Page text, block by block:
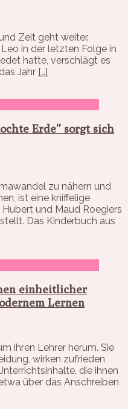
Zeit geht weiter.
in der letzten Folge in
hatte, verschlägt es
Jahr […]
Erde” sorgt sich
zu nähern und
ist eine kniffelige
und Maud Roegiers
Das Kinderbuch aus
einheitlicher
Lernen
ihren Lehrer herum. Sie
wirken zufrieden
die ihnen
über das Anschreiben